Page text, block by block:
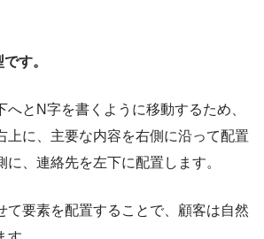
す。
へとN字を書くように移動するため、
上に、主要な内容を右側に沿って配置
に、連絡先を左下に配置します。
て要素を配置することで、顧客は自然